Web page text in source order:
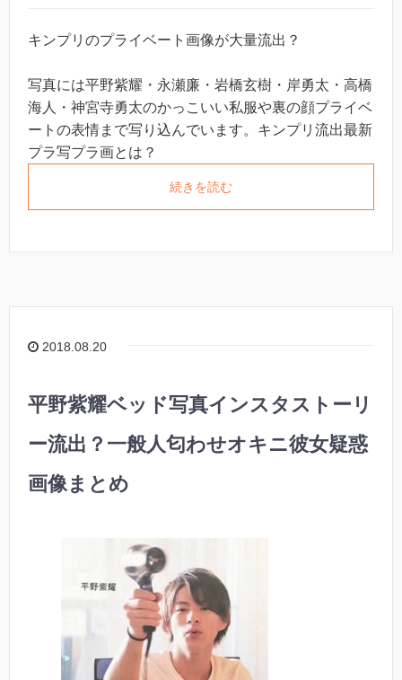
キンプリのプライベート画像が大量流出？
写真には平野紫耀・永瀬廉・岩橋玄樹・岸勇太・高橋
海人・神宮寺勇太のかっこいい私服や裏の顔プライベ
ートの表情まで写り込んでいます。キンプリ流出最新
プラ写プラ画とは？
続きを読む
2018.08.20
平野紫耀ベッド写真インスタストーリ
ー流出？一般人匂わせオキニ彼女疑惑
画像まとめ